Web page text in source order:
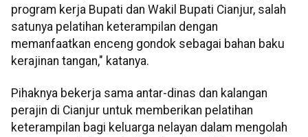
program kerja Bupati dan Wakil Bupati Cianjur, salah
satunya pelatihan keterampilan dengan
memanfaatkan enceng gondok sebagai bahan baku
kerajinan tangan," katanya.
Pihaknya bekerja sama antar-dinas dan kalangan
perajin di Cianjur untuk memberikan pelatihan
keterampilan bagi keluarga nelayan dalam mengolah